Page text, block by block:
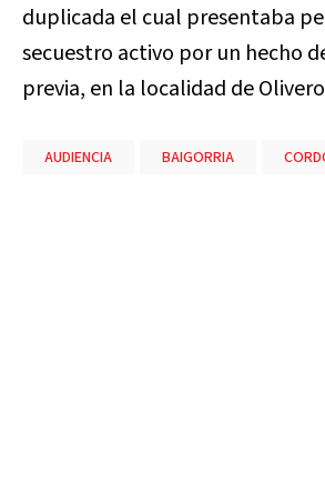
duplicada el cual presentaba
secuestro activo por un hecho
previa, en la localidad de
AUDIENCIA BAIGORRIA